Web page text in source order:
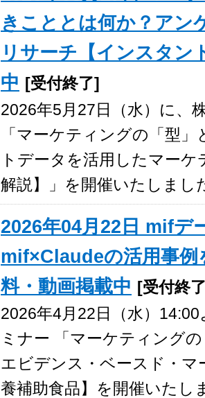
きこととは何か？アン
リサーチ【インスタン
中 [受付終了]
2026年5月27日（水）に、
「マーケティングの「型
トデータを活用したマー
解説】」を開催いたしまし
2026年04月22日 mifデ
mif×Claudeの活用事例
料・動画掲載中 [受付終
2026年4月22日（水）
ミナー 「マーケティング
エビデンス・ベースド・マ
養補助食品】を開催いたし